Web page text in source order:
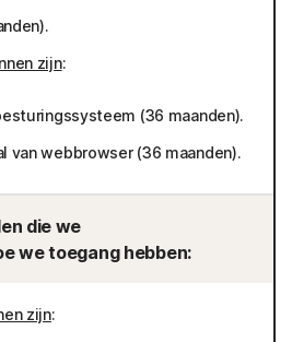
zijn:
(36 maanden).
van webbrowser (36 maanden).
die we
we toegang hebben:
zijn: